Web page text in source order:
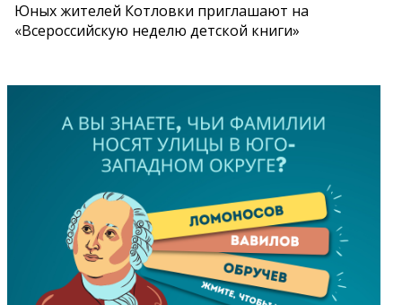
Юных жителей Котловки приглашают на
«Всероссийскую неделю детской книги»